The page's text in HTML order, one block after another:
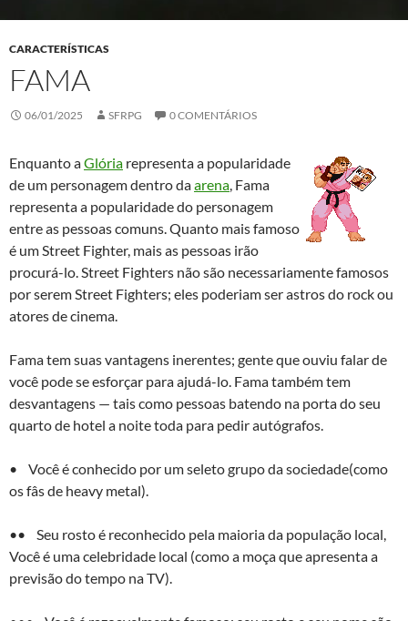
CARACTERÍSTICAS
FAMA
06/01/2025 SFRPG 0 COMENTÁRIOS
Enquanto aGlória representa a popularidade
de um personagem dentro daarena , Fama
representa a popularidade do personagem
entre as pessoas comuns. Quanto mais famoso
é um Street Fighter, mais as pessoas irão
procurá-lo. Street Fighters não são necessariamente famosos
por serem Street Fighters; eles poderiam ser astros do rock ou
atores de cinema.
Fama tem suas vantagens inerentes; gente que ouviu falar de
você pode se esforçar para ajudá-lo. Fama também tem
desvantagens — tais como pessoas batendo na porta do seu
quarto de hotel a noite toda para pedir autógrafos.
• Você é conhecido por um seleto grupo da sociedade(como
os fâs de heavy metal).
•• Seu rosto é reconhecido pela maioria da população local,
Você é uma celebridade local (como a moça que apresenta a
previsão do tempo na TV).